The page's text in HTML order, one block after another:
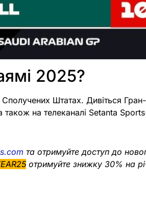
2025?
Штатах. Дивіться
також на телеканалі Setanta
та отримуйте доступ до
отримуйте знижку 30% на